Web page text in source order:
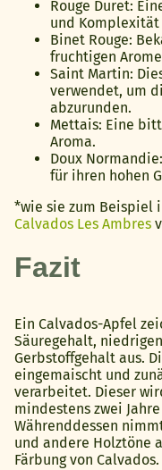
Rouge Duret:
und Komplexität
Binet Rouge:
fruchtigen
Saint Martin:
verwendet, um
abzurunden.
Mettais: Eine
Aroma.
Doux
für ihren hohen
*wie sie zum Beispiel
Calvados Les Ambres
Fazit
Ein Calvados-Apfel
Säuregehalt,
Gerbstoffgehalt aus.
eingemaischt und
verarbeitet. Dieser
mindestens zwei
Währenddessen
und andere Holztöne
Färbung von Calvados.